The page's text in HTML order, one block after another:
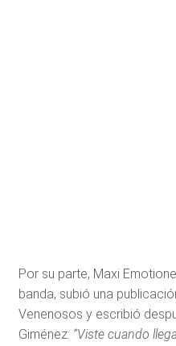
Por su parte, Maxi
banda, subió una
Venenosos y escribió
Giménez: “Viste cuando